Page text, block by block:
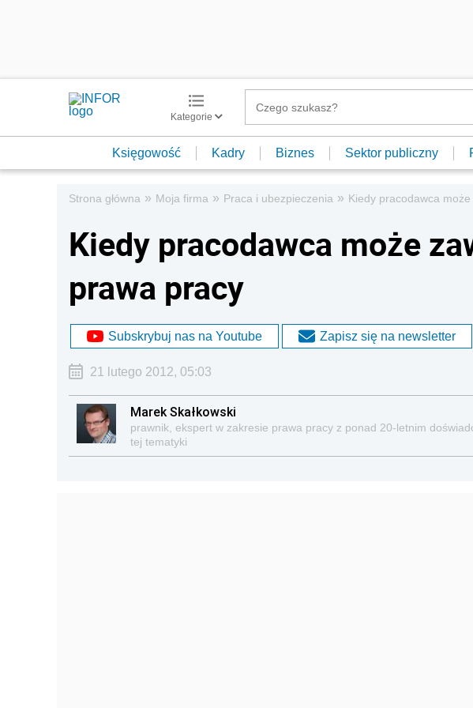
Kategorie
Księgowość Kadry Biznes Sektor publiczny
Strona główna » Moja firma » Praca i ubezpieczenia » Kiedy pracodawca
Kiedy pracodawca może
prawa pracy
Subskrybuj nas na Youtube Zapisz się na newsletter
21 lutego 2012, 05:03
Marek Skałkowski
prawnik, ekspert w zakresie prawa pracy z ponad 20-letnim
tej tematyki